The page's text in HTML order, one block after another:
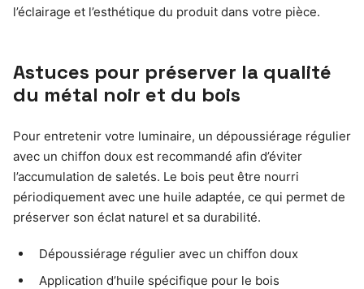
l’éclairage et l’esthétique du produit dans votre pièce.
Astuces pour préserver la qualité
du métal noir et du bois
Pour entretenir votre luminaire, un dépoussiérage régulier
avec un chiffon doux est recommandé afin d’éviter
l’accumulation de saletés. Le bois peut être nourri
périodiquement avec une huile adaptée, ce qui permet de
préserver son éclat naturel et sa durabilité.
Dépoussiérage régulier avec un chiffon doux
Application d’huile spécifique pour le bois